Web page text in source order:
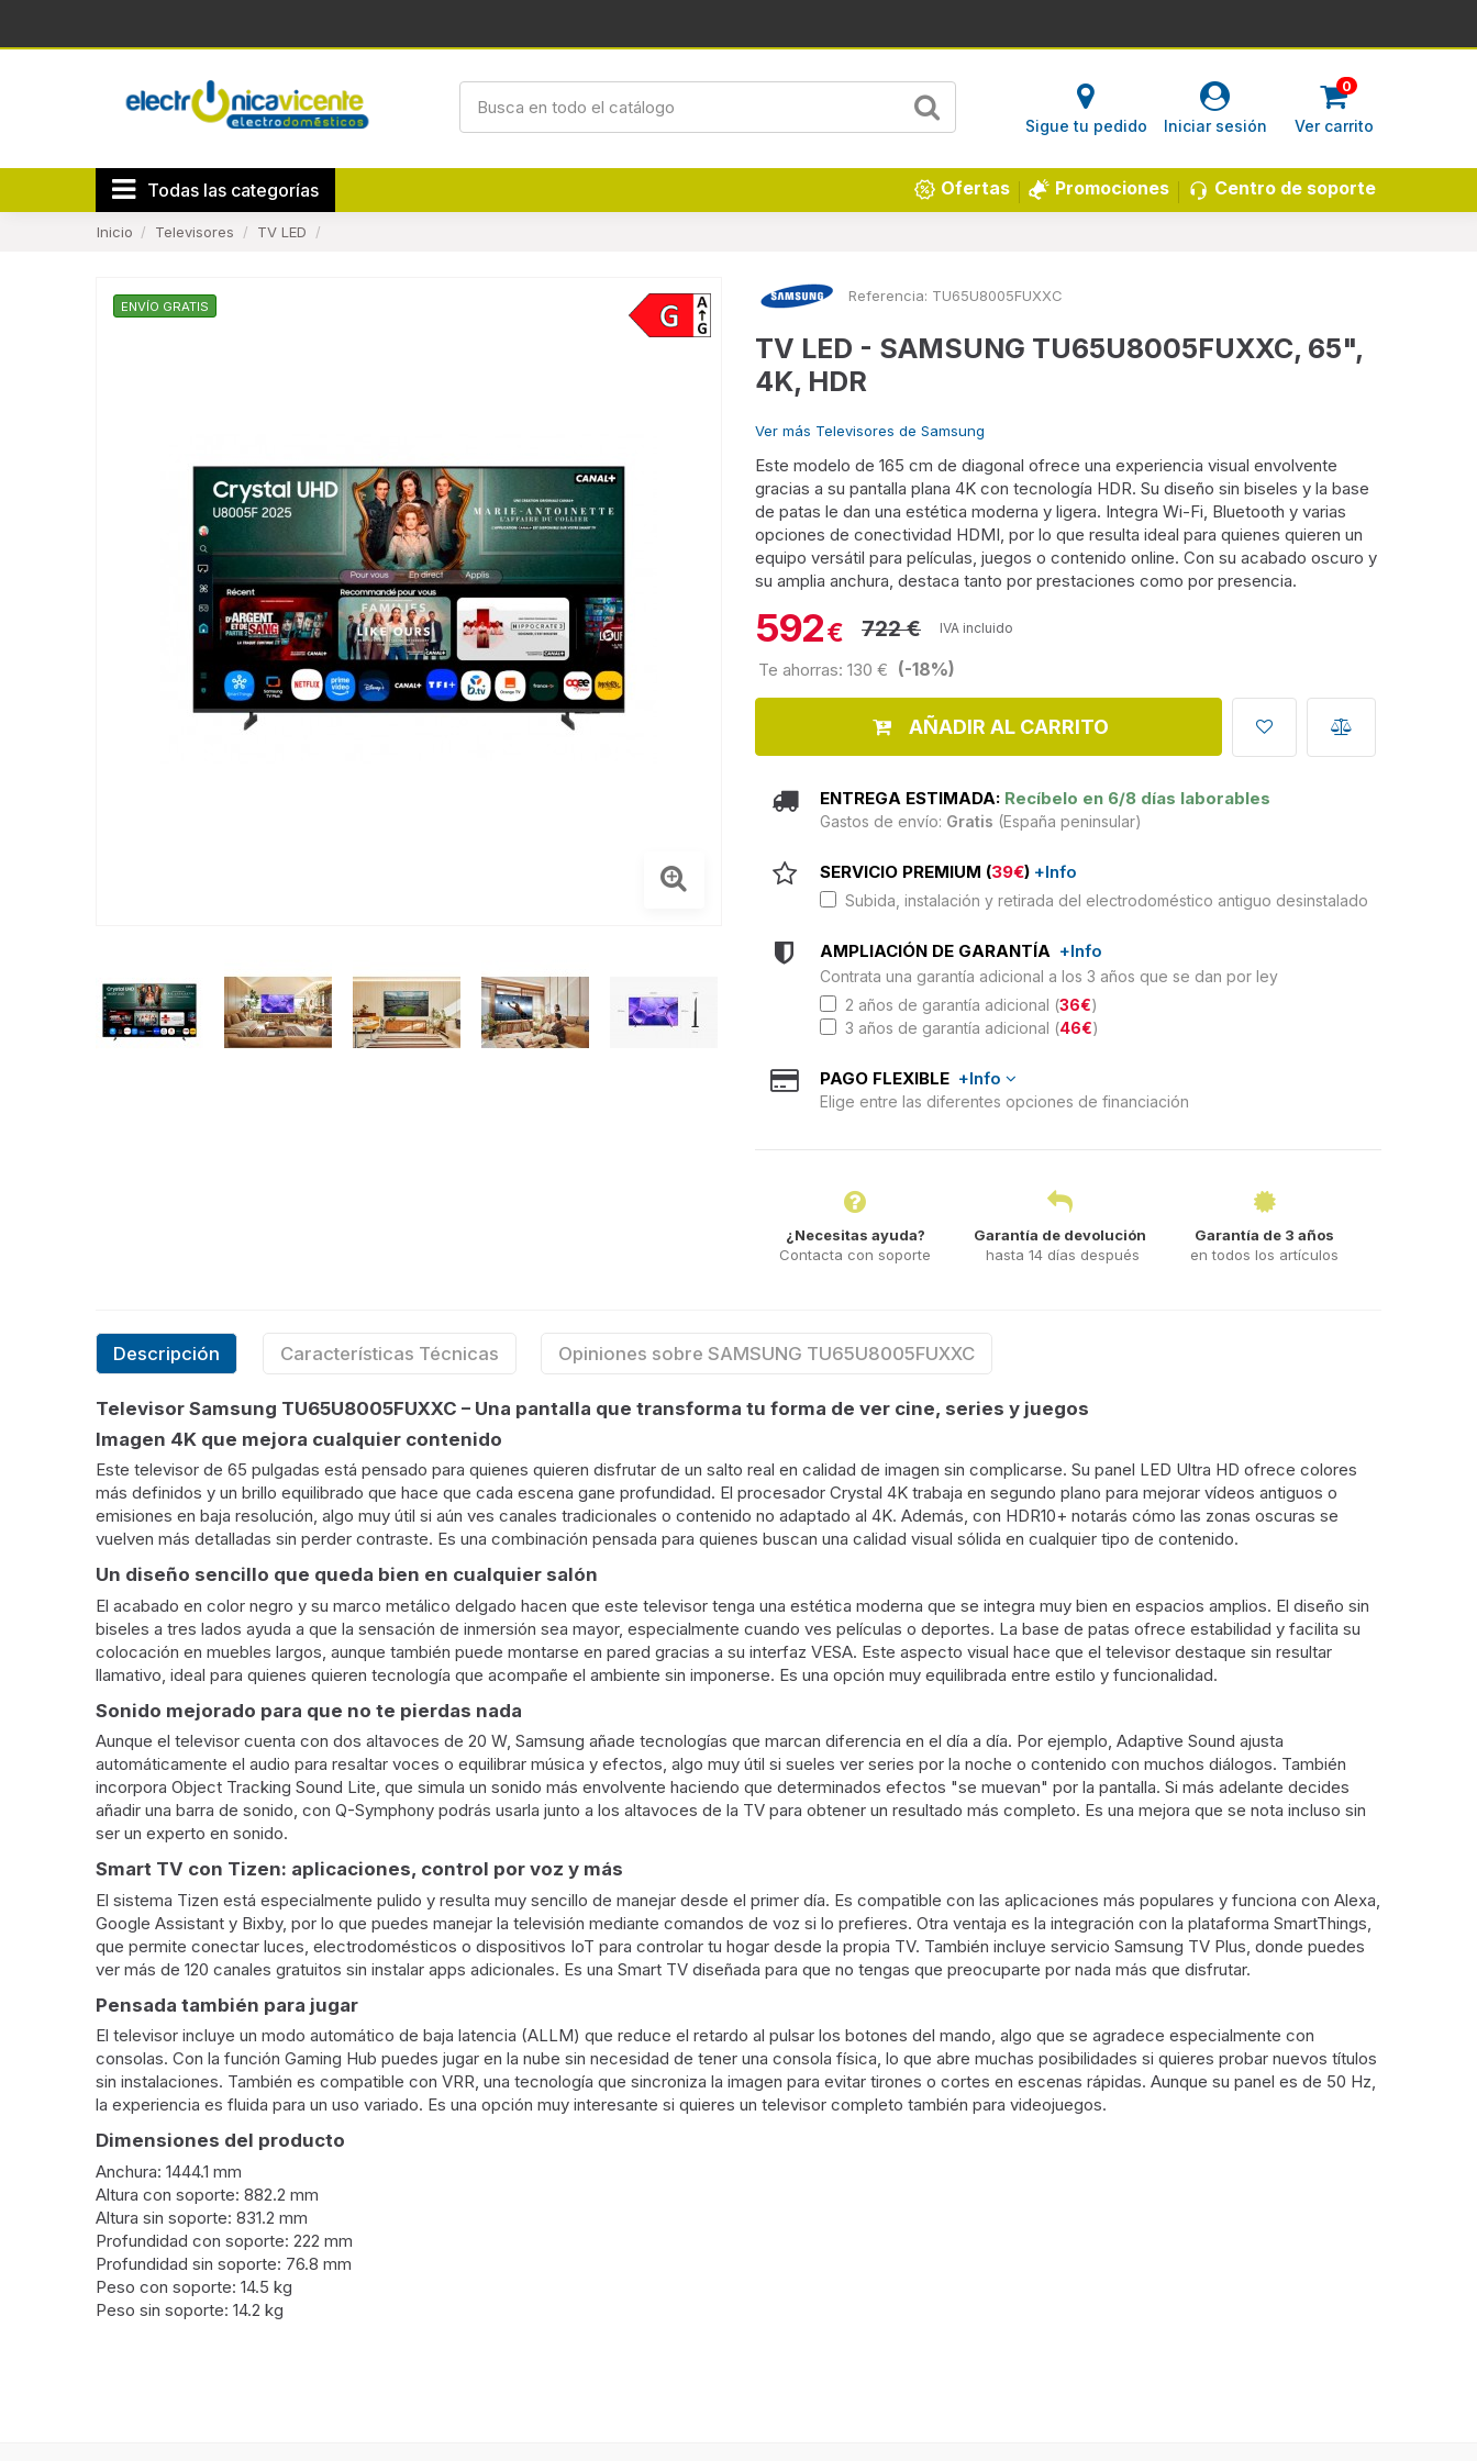
Sigue tu pedido Iniciar sesión
0
Ver carrito
Todas las categorías Centro de soporte
Promociones
Ofertas
Inicio Televisores TV LED
ENVÍO GRATIS
Referencia: TU65U8005FUXXC
TV LED - SAMSUNG TU65U8005FUXXC, 65",
4K, HDR
Ver más Televisores de Samsung
Este modelo de 165 cm de diagonal ofrece una experiencia visual envolvente
gracias a su pantalla plana 4K con tecnología HDR. Su diseño sin biseles y la base
de patas le dan una estética moderna y ligera. Integra Wi-Fi, Bluetooth y varias
opciones de conectividad HDMI, por lo que resulta ideal para quienes quieren un
equipo versátil para películas, juegos o contenido online. Con su acabado oscuro y
su amplia anchura, destaca tanto por prestaciones como por presencia.
592€ 722 € IVA incluido
Te ahorras: 130 € (-18%)
AÑADIR AL CARRITO
ENTREGA ESTIMADA: Recíbelo en 6/8 días laborables
Gastos de envío: Gratis (España peninsular)
SERVICIO PREMIUM (39€) +Info
Subida, instalación y retirada del electrodoméstico antiguo desinstalado
AMPLIACIÓN DE GARANTÍA +Info
Contrata una garantía adicional a los 3 años que se dan por ley
2 años de garantía adicional (36€)
3 años de garantía adicional (46€)
PAGO FLEXIBLE +Info
Elige entre las diferentes opciones de financiación
¿Necesitas ayuda?
Contacta con soporte
Garantía de devolución
hasta 14 días después
Garantía de 3 años
en todos los artículos
Descripción Características Técnicas Opiniones sobre SAMSUNG TU65U8005FUXXC
Televisor Samsung TU65U8005FUXXC – Una pantalla que transforma tu forma de ver cine, series y juegos
Imagen 4K que mejora cualquier contenido
Este televisor de 65 pulgadas está pensado para quienes quieren disfrutar de un salto real en calidad de imagen sin complicarse. Su panel LED Ultra HD ofrece colores
más definidos y un brillo equilibrado que hace que cada escena gane profundidad. El procesador Crystal 4K trabaja en segundo plano para mejorar vídeos antiguos o
emisiones en baja resolución, algo muy útil si aún ves canales tradicionales o contenido no adaptado al 4K. Además, con HDR10+ notarás cómo las zonas oscuras se
vuelven más detalladas sin perder contraste. Es una combinación pensada para quienes buscan una calidad visual sólida en cualquier tipo de contenido.
Un diseño sencillo que queda bien en cualquier salón
El acabado en color negro y su marco metálico delgado hacen que este televisor tenga una estética moderna que se integra muy bien en espacios amplios. El diseño sin
biseles a tres lados ayuda a que la sensación de inmersión sea mayor, especialmente cuando ves películas o deportes. La base de patas ofrece estabilidad y facilita su
colocación en muebles largos, aunque también puede montarse en pared gracias a su interfaz VESA. Este aspecto visual hace que el televisor destaque sin resultar
llamativo, ideal para quienes quieren tecnología que acompañe el ambiente sin imponerse. Es una opción muy equilibrada entre estilo y funcionalidad.
Sonido mejorado para que no te pierdas nada
Aunque el televisor cuenta con dos altavoces de 20 W, Samsung añade tecnologías que marcan diferencia en el día a día. Por ejemplo, Adaptive Sound ajusta
automáticamente el audio para resaltar voces o equilibrar música y efectos, algo muy útil si sueles ver series por la noche o contenido con muchos diálogos. También
incorpora Object Tracking Sound Lite, que simula un sonido más envolvente haciendo que determinados efectos "se muevan" por la pantalla. Si más adelante decides
añadir una barra de sonido, con Q-Symphony podrás usarla junto a los altavoces de la TV para obtener un resultado más completo. Es una mejora que se nota incluso sin
ser un experto en sonido.
Smart TV con Tizen: aplicaciones, control por voz y más
El sistema Tizen está especialmente pulido y resulta muy sencillo de manejar desde el primer día. Es compatible con las aplicaciones más populares y funciona con Alexa,
Google Assistant y Bixby, por lo que puedes manejar la televisión mediante comandos de voz si lo prefieres. Otra ventaja es la integración con la plataforma SmartThings,
que permite conectar luces, electrodomésticos o dispositivos IoT para controlar tu hogar desde la propia TV. También incluye servicio Samsung TV Plus, donde puedes
ver más de 120 canales gratuitos sin instalar apps adicionales. Es una Smart TV diseñada para que no tengas que preocuparte por nada más que disfrutar.
Pensada también para jugar
El televisor incluye un modo automático de baja latencia (ALLM) que reduce el retardo al pulsar los botones del mando, algo que se agradece especialmente con
consolas. Con la función Gaming Hub puedes jugar en la nube sin necesidad de tener una consola física, lo que abre muchas posibilidades si quieres probar nuevos títulos
sin instalaciones. También es compatible con VRR, una tecnología que sincroniza la imagen para evitar tirones o cortes en escenas rápidas. Aunque su panel es de 50 Hz,
la experiencia es fluida para un uso variado. Es una opción muy interesante si quieres un televisor completo también para videojuegos.
Dimensiones del producto
Anchura: 1444.1 mm
Altura con soporte: 882.2 mm
Altura sin soporte: 831.2 mm
Profundidad con soporte: 222 mm
Profundidad sin soporte: 76.8 mm
Peso con soporte: 14.5 kg
Peso sin soporte: 14.2 kg